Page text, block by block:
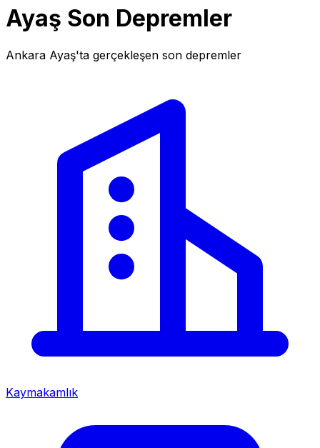
Ayaş Son Depremler
Ankara Ayaş'ta gerçekleşen son depremler
Kaymakamlık